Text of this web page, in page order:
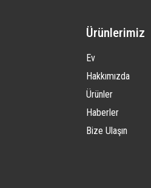
Ürünlerimiz
Ev
Hakkımızda
Ürünler
Haberler
Bize Ulaşın